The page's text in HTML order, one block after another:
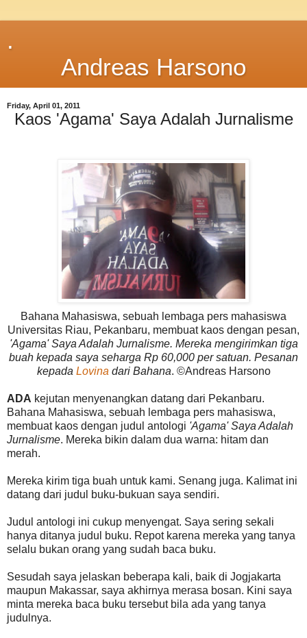
.
Andreas Harsono
Friday, April 01, 2011
Kaos 'Agama' Saya Adalah Jurnalisme
Bahana Mahasiswa, sebuah lembaga pers mahasiswa
Universitas Riau, Pekanbaru, membuat kaos dengan pesan,
'Agama' Saya Adalah Jurnalisme. Mereka mengirimkan tiga
buah kepada saya seharga Rp 60,000 per satuan. Pesanan
kepada Lovina dari Bahana. ©Andreas Harsono
ADA kejutan menyenangkan datang dari Pekanbaru.
Bahana Mahasiswa, sebuah lembaga pers mahasiswa,
membuat kaos dengan judul antologi 'Agama' Saya Adalah
Jurnalisme. Mereka bikin dalam dua warna: hitam dan
merah.
Mereka kirim tiga buah untuk kami. Senang juga. Kalimat ini
datang dari judul buku-bukuan saya sendiri.
Judul antologi ini cukup menyengat. Saya sering sekali
hanya ditanya judul buku. Repot karena mereka yang tanya
selalu bukan orang yang sudah baca buku.
Sesudah saya jelaskan beberapa kali, baik di Jogjakarta
maupun Makassar, saya akhirnya merasa bosan. Kini saya
minta mereka baca buku tersebut bila ada yang tanya
judulnya.